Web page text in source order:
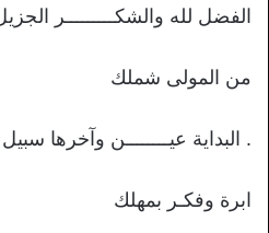
الفضل لله والشكـــــــــر
من المولى شملك
. البداية عيــــــــن وآخرها
ابرة وفكـر بمهلك